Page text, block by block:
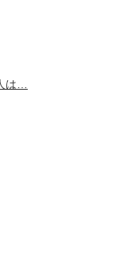
は…